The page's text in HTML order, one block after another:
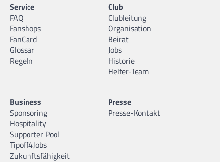
Service
FAQ
Fanshops
FanCard
Glossar
Regeln
Club
Clubleitung
Organisation
Beirat
Jobs
Historie
Helfer-Team
Business
Sponsoring
Hospitality
Supporter Pool
Tipoff4Jobs
Zukunftsfähigkeit
Presse
Presse-Kontakt